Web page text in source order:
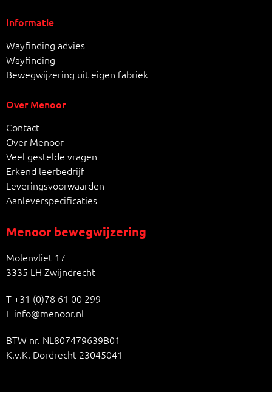
Informatie
Wayfinding advies
Wayfinding
Bewegwijzering uit eigen fabriek
Over Menoor
Contact
Over Menoor
Veel gestelde vragen
Erkend leerbedrijf
Leveringsvoorwaarden
Aanleverspecificaties
Menoor bewegwijzering
Molenvliet 17
3335 LH Zwijndrecht
T+31 (0)78 61 00 299
E info@menoor.nl
BTW nr. NL807479639B01
K.v.K. Dordrecht 23045041